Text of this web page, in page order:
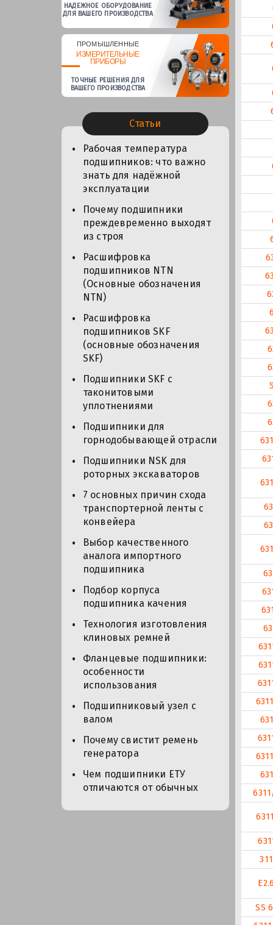
НАДЕЖНОЕ ОБОРУДОВАНИЕ
ДЛЯ ВАШЕГО ПРОИЗВОДСТВА
ПРОМЫШЛЕННЫЕ
ИЗМЕРИТЕЛЬНЫЕ
ПРИБОРЫ
ТОЧНЫЕ РЕШЕНИЯ ДЛЯ
ВАШЕГО ПРОИЗВОДСТВА
Статьи
Рабочая температура
подшипников: что важно
знать для надёжной
эксплуатации
Почему подшипники
преждевременно выходят
из строя
Расшифровка
подшипников NTN
(Основные обозначения
NTN)
Расшифровка
подшипников SKF
(основные обозначения
SKF)
Подшипники SKF с
таконитовыми
уплотнениями
Подшипники для
горнодобывающей отрасли
Подшипники NSK для
роторных экскаваторов
7 основных причин схода
транспортерной ленты с
конвейера
Выбор качественного
аналога импортного
подшипника
Подбор корпуса
подшипника качения
Технология изготовления
клиновых ремней
Фланцевые подшипники:
особенности
использования
Подшипниковый узел с
валом
Почему свистит ремень
генератора
Чем подшипники ЕТУ
отличаются от обычных
SS